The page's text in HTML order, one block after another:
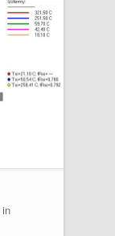
in